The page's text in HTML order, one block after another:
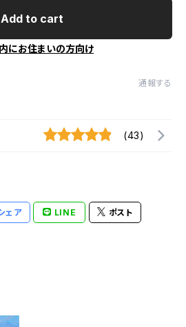
Add to cart
にお住まいの方向け
通報する
(43)
ェア LINE ポスト